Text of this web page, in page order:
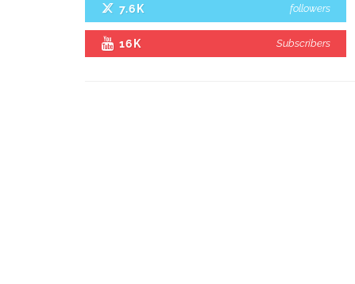
7.6K followers
16K Subscribers